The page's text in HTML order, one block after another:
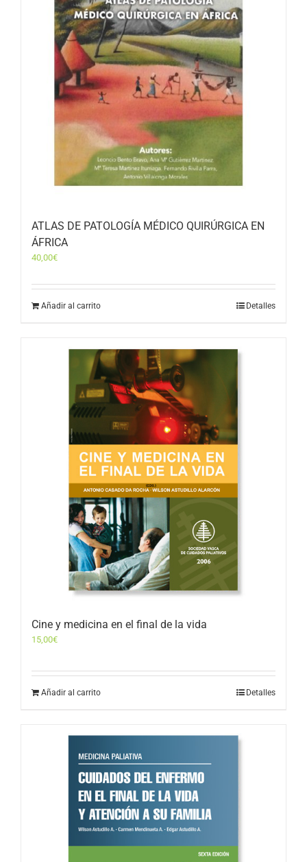
ATLAS DE PATOLOGÍA MÉDICO QUIRÚRGICA EN
ÁFRICA
40,00€
Añadir al carrito Detalles
Cine y medicina en el final de la vida
15,00€
Añadir al carrito Detalles